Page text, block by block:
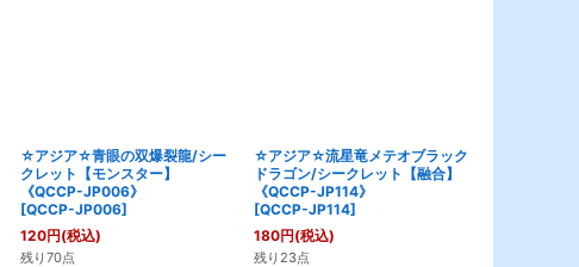
☆アジア☆青眼の双爆裂龍/シー
クレット【モンスター】
《QCCP-JP006》
[QCCP-JP006]
120円(税込)
残り70点
☆アジア☆流星竜メテオブラック
ドラゴン/シークレット【融合】
《QCCP-JP114》
[QCCP-JP114]
180円(税込)
残り23点